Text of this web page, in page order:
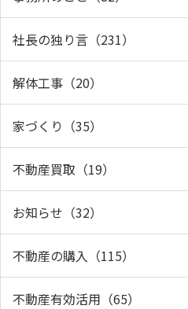
社長の独り言（231）
解体工事（20）
家づくり（35）
不動産買取（19）
お知らせ（32）
不動産の購入（115）
不動産有効活用（65）